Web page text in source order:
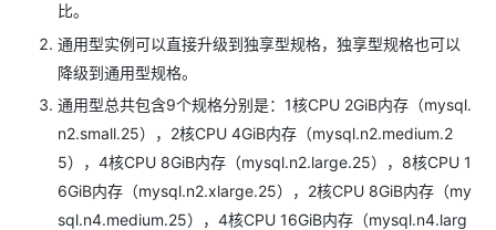
比。
通用型实例可以直接升级到独享型规格，独享型规格也可以
降级到通用型规格。
通用型总共包含9个规格分别是：1核CPU 2GiB内存（mysql.
n2.small.25），2核CPU 4GiB内存（mysql.n2.medium.2
5），4核CPU 8GiB内存（mysql.n2.large.25），8核CPU 1
6GiB内存（mysql.n2.xlarge.25），2核CPU 8GiB内存（my
sql.n4.medium.25），4核CPU 16GiB内存（mysql.n4.larg